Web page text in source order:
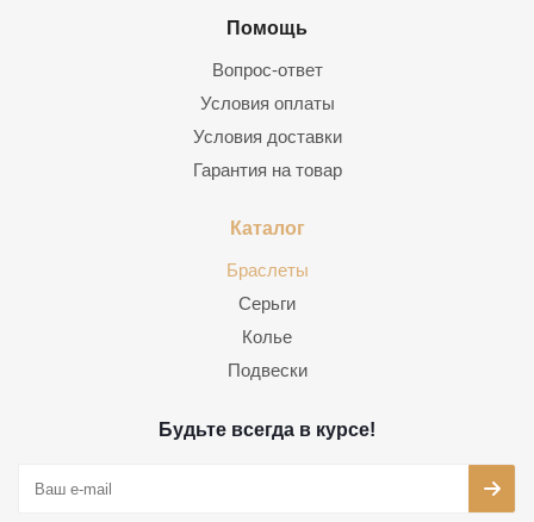
Помощь
Вопрос-ответ
Условия оплаты
Условия доставки
Гарантия на товар
Каталог
Браслеты
Серьги
Колье
Подвески
Будьте всегда в курсе!